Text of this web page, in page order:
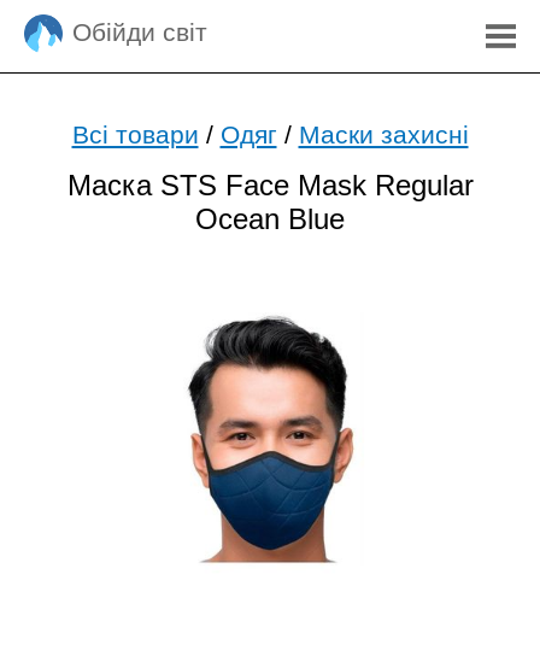
Обійди світ
Всі товари / Одяг / Маски захисні
Маска STS Face Mask Regular
Ocean Blue